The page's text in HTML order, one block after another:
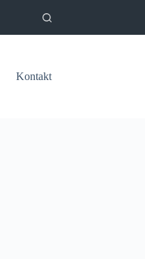
Kontakt